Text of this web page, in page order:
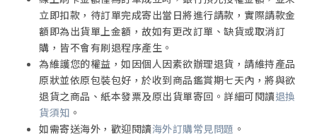
立即扣款，待訂單完成寄出當日將進行請款，實際請款金
額即為出貨單上金額，故如有更改訂單、缺貨或取消訂
購，皆不會有刷退程序產生。
為維護您的權益，如因個人因素欲辦理退貨，請維持產品
原狀並依原包裝包好，於收到商品鑑賞期七天內，將與欲
退貨之商品、紙本發票及原出貨單寄回。詳細可閱讀退換
貨須知 。
如需寄送海外，歡迎閱讀海外訂購常見問題 。